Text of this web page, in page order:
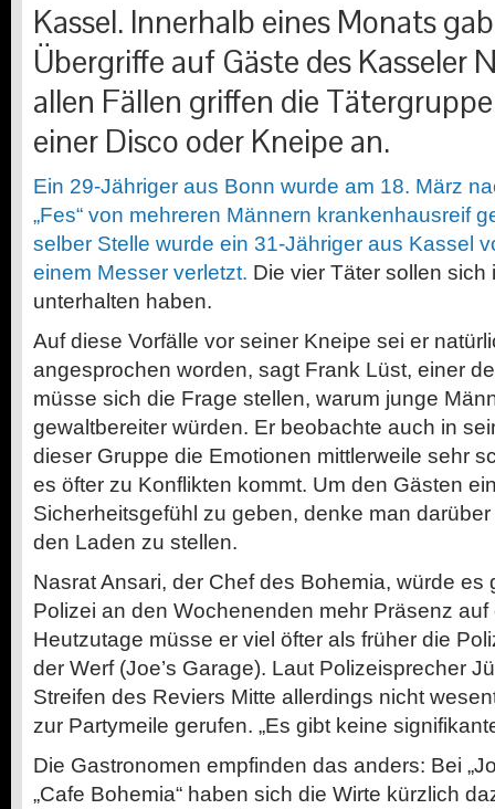
Kassel. Innerhalb eines Monats
Übergriffe auf Gäste des Kasseler
allen Fällen griffen die
einer Disco oder Kneipe an.
Ein 29-Jähriger aus Bonn wurde am 18. März
„Fes“ von mehreren Männern krankenhausreif
selber Stelle wurde ein 31-Jähriger aus Kassel
einem Messer verletzt. Die vier Täter sollen
unterhalten haben.
Auf diese Vorfälle vor seiner Kneipe sei er
angesprochen worden, sagt Frank Lüst, einer
müsse sich die Frage stellen, warum junge
gewaltbereiter würden. Er beobachte auch in
dieser Gruppe die Emotionen mittlerweile sehr
es öfter zu Konflikten kommt. Um den Gästen
Sicherheitsgefühl zu geben, denke man
den Laden zu stellen.
Nasrat Ansari, der Chef des Bohemia, würde es
Polizei an den Wochenenden mehr Präsenz
Heutzutage müsse er viel öfter als früher die
der Werf (Joe’s Garage). Laut Polizeisprecher
Streifen des Reviers Mitte allerdings nicht
zur Partymeile gerufen. „Es gibt keine
Die Gastronomen empfinden das anders: Bei
„Cafe Bohemia“ haben sich die Wirte kürzlich